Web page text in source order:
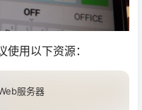
用以下资源：
服务器